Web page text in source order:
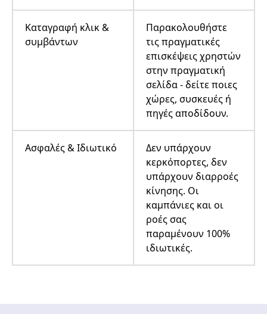
Καταγραφή κλικ &
συμβάντων
Παρακολουθήστε
τις πραγματικές
επισκέψεις χρηστών
στην πραγματική
σελίδα - δείτε ποιες
χώρες, συσκευές ή
πηγές αποδίδουν.
Ασφαλές & Ιδιωτικό
Δεν υπάρχουν
κερκόπορτες, δεν
υπάρχουν διαρροές
κίνησης. Οι
καμπάνιες και οι
ροές σας
παραμένουν 100%
ιδιωτικές.